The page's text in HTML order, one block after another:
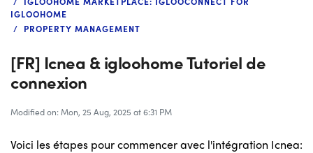
IGLOOHOME
PROPERTY MANAGEMENT
[FR] Icnea & igloohome Tutoriel de
connexion
Modified on: Mon, 25 Aug, 2025 at 6:31 PM
Voici les étapes pour commencer avec l'intégration Icnea: